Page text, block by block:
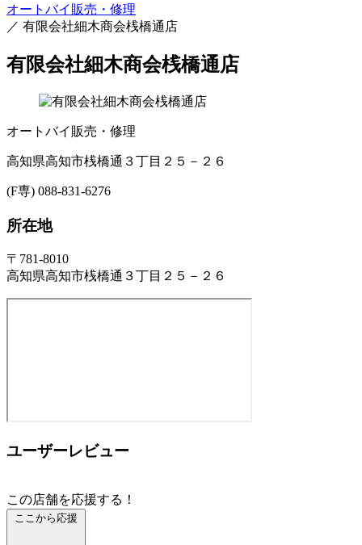
オートバイ販売・修理
／ 有限会社細木商会桟橋通店
有限会社細木商会桟橋通店
オートバイ販売・修理
高知県高知市桟橋通３丁目２５－２６
(F専) 088-831-6276
所在地
〒781-8010
高知県高知市桟橋通３丁目２５－２６
ユーザーレビュー
この店舗を応援する！
ここから応援